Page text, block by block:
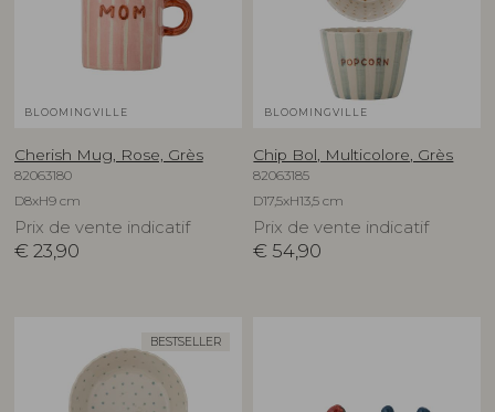
BLOOMINGVILLE
Cherish Mug, Rose, Grès
82063180
D8xH9 cm
Prix de vente indicatif
€ 23,90
BLOOMINGVILLE
Chip Bol, Multicolore, Grès
82063185
D17,5xH13,5 cm
Prix de vente indicatif
€ 54,90
BESTSELLER